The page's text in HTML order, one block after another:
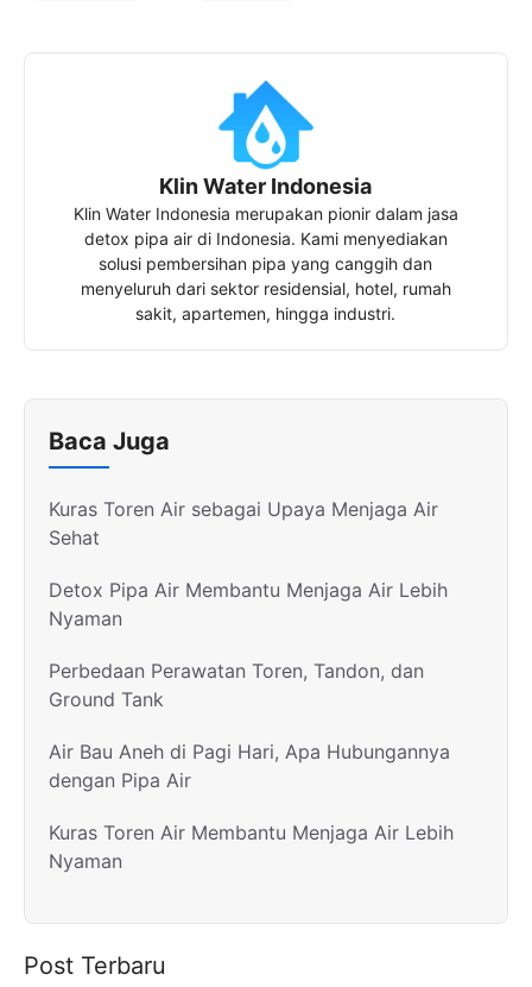
Klin Water Indonesia
Klin Water Indonesia merupakan pionir dalam jasa
detox pipa air di Indonesia. Kami menyediakan
solusi pembersihan pipa yang canggih dan
menyeluruh dari sektor residensial, hotel, rumah
sakit, apartemen, hingga industri.
Baca Juga
Kuras Toren Air sebagai Upaya Menjaga Air
Sehat
Detox Pipa Air Membantu Menjaga Air Lebih
Nyaman
Perbedaan Perawatan Toren, Tandon, dan
Ground Tank
Air Bau Aneh di Pagi Hari, Apa Hubungannya
dengan Pipa Air
Kuras Toren Air Membantu Menjaga Air Lebih
Nyaman
Post Terbaru